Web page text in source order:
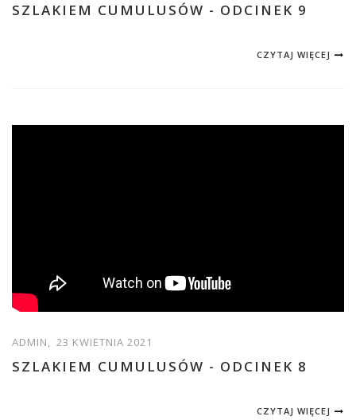
SZLAKIEM CUMULUSÓW - ODCINEK 9
CZYTAJ WIĘCEJ
ADMIN, 23 KWIETNIA 2021
SZLAKIEM CUMULUSÓW - ODCINEK 8
CZYTAJ WIĘCEJ